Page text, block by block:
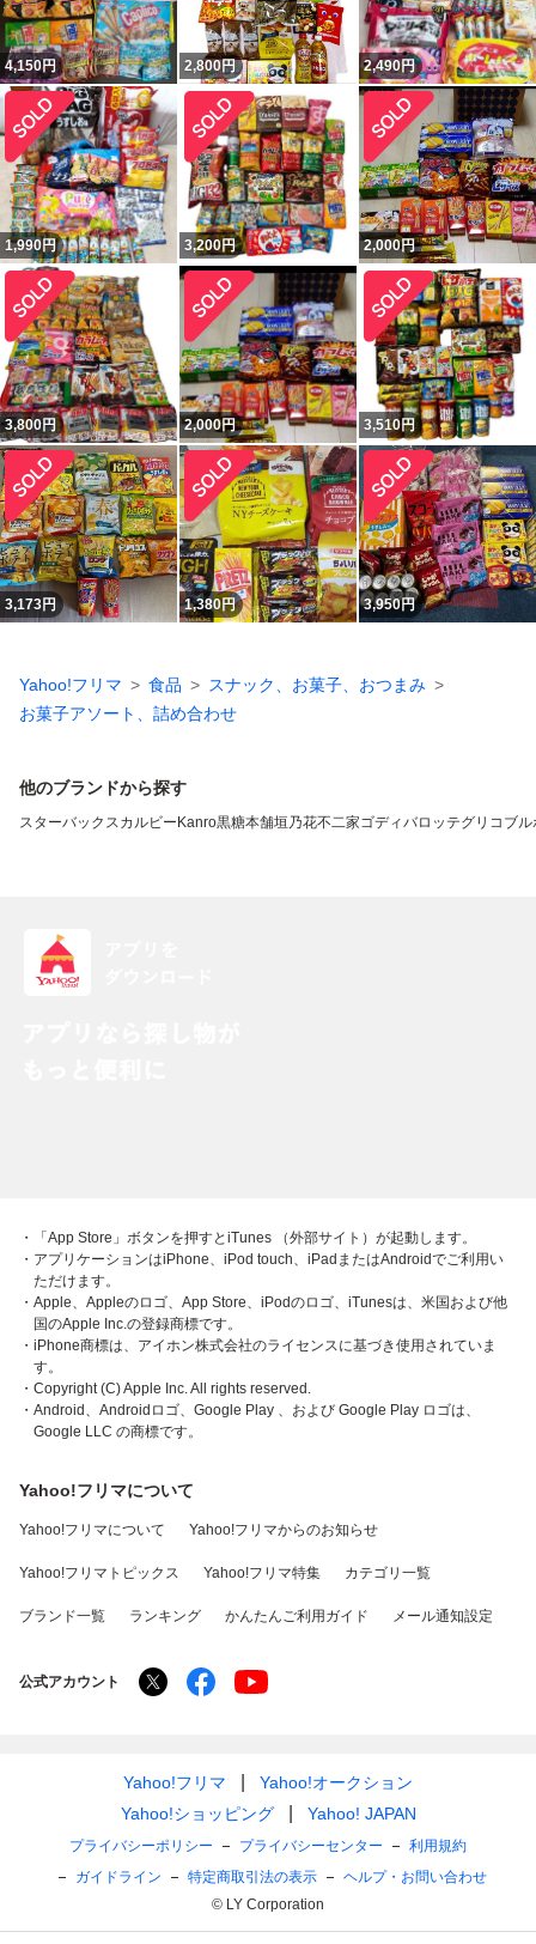
4,150円 2,800円 2,490円
1,990円 3,200円 2,000円
3,800円 2,000円 3,510円
3,173円 1,380円 3,950円
Yahoo!フリマ 食品
スナック、お菓子、おつまみ
お菓子アソート、詰め合わせ
他のブランドから探す
スターバックスカルビー Kanro黒糖本舗垣乃花不二家ゴディバロッテグリコ ブル
・「App Store」ボタンを押すとiTunes （外部サイト）が起動します。
・アプリケーションはiPhone、iPod touch、iPadまたはAndroidでご利用い
ただけます。
・Apple、Appleのロゴ、App Store、iPodのロゴ、iTunesは、米国および他
国のApple Inc.の登録商標です。
・iPhone商標は、アイホン株式会社のライセンスに基づき使用されていま
す。
・Copyright (C) Apple Inc. All rights reserved.
・Android、Androidロゴ、Google Play 、および Google Play ロゴは、
Google LLC の商標です。
Yahoo!フリマについて
Yahoo!フリマについて Yahoo!フリマからのお知らせ
Yahoo!フリマトピックス Yahoo!フリマ特集 カテゴリ一覧
ブランド一覧 ランキング かんたんご利用ガイド メール通知設定
公式アカウント
Yahoo!フリマ
Yahoo!オークション
Yahoo!ショッピング
Yahoo! JAPAN
プライバシーポリシー プライバシーセンター
利用規約
ガイドライン
特定商取引法の表示
ヘルプ・お問い合わせ
© LY Corporation